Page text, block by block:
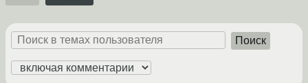
Поиск